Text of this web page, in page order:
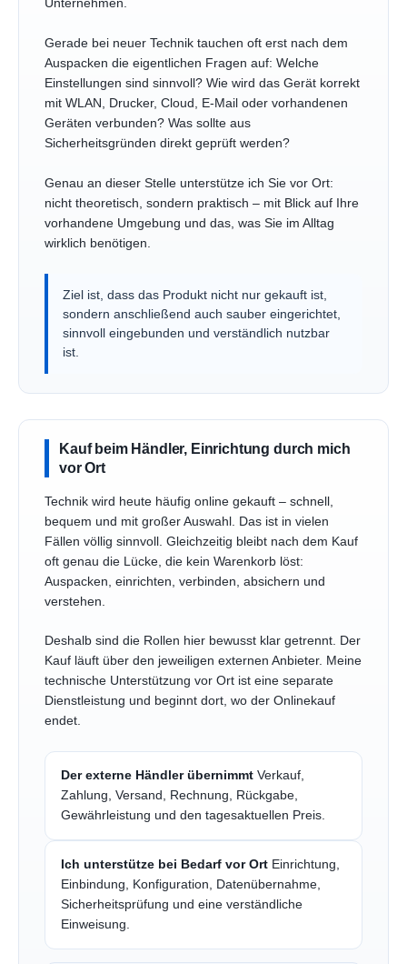
Unternehmen.
Gerade bei neuer Technik tauchen oft erst nach dem
Auspacken die eigentlichen Fragen auf: Welche
Einstellungen sind sinnvoll? Wie wird das Gerät korrekt
mit WLAN, Drucker, Cloud, E-Mail oder vorhandenen
Geräten verbunden? Was sollte aus
Sicherheitsgründen direkt geprüft werden?
Genau an dieser Stelle unterstütze ich Sie vor Ort:
nicht theoretisch, sondern praktisch – mit Blick auf Ihre
vorhandene Umgebung und das, was Sie im Alltag
wirklich benötigen.
Ziel ist, dass das Produkt nicht nur gekauft ist,
sondern anschließend auch sauber eingerichtet,
sinnvoll eingebunden und verständlich nutzbar
ist.
Kauf beim Händler, Einrichtung durch mich
vor Ort
Technik wird heute häufig online gekauft – schnell,
bequem und mit großer Auswahl. Das ist in vielen
Fällen völlig sinnvoll. Gleichzeitig bleibt nach dem Kauf
oft genau die Lücke, die kein Warenkorb löst:
Auspacken, einrichten, verbinden, absichern und
verstehen.
Deshalb sind die Rollen hier bewusst klar getrennt. Der
Kauf läuft über den jeweiligen externen Anbieter. Meine
technische Unterstützung vor Ort ist eine separate
Dienstleistung und beginnt dort, wo der Onlinekauf
endet.
Der externe Händler übernimmt Verkauf,
Zahlung, Versand, Rechnung, Rückgabe,
Gewährleistung und den tagesaktuellen Preis.
Ich unterstütze bei Bedarf vor Ort Einrichtung,
Einbindung, Konfiguration, Datenübernahme,
Sicherheitsprüfung und eine verständliche
Einweisung.